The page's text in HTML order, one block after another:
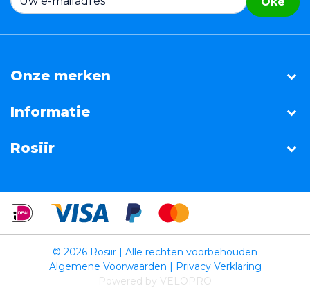
Onze merken
Informatie
Rosiir
© 2026 Rosiir | Alle rechten voorbehouden
Powered by VELOPRO
Algemene Voorwaarden | Privacy Verklaring